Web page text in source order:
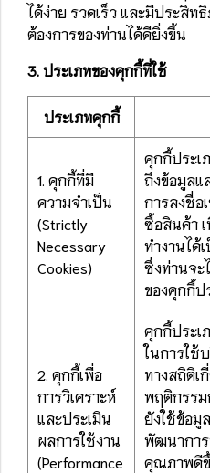
ได้ง่าย รวดเร็ว และมีประสิท
ต้องการของท่านได้ดียิ่งขึ้น
3. ประเภทของคุกกี้ที่ใช้
ประเภทคุกกี้
1. คุกกี้ที่มี
ความจำเป็น
(Strictly
Necessary
Cookies)
คุกกี้ประเ
ถึงข้อมูลแ
การลงชื่อ
ซื้อสินค้า
ทำงานได้
ซึ่งท่านจะ
ของคุกกี้ป
2. คุกกี้เพื่อ
การวิเคราะห์
และประเมิน
ผลการใช้งาน
(Performance
คุกกี้ประเ
ในการใช้
ทางสถิติเ
พฤติกรรม
ยังใช้ข้อมู
พัฒนาการ
คุณภาพดีขึ้